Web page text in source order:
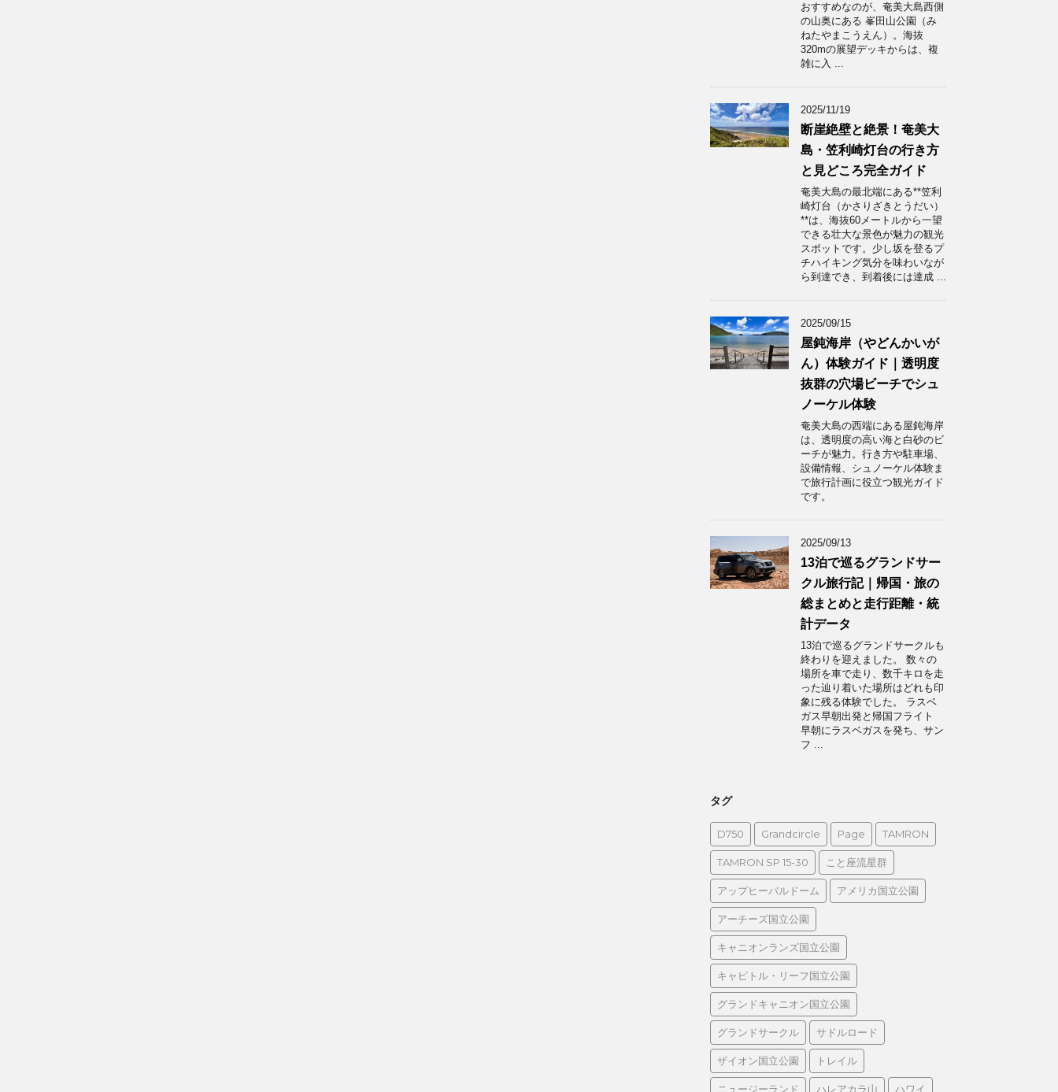
おすすめなのが、奄美大島西側
の山奥にある 峯田山公園（み
ねたやまこうえん）。海抜
320mの展望デッキからは、複
雑に入 ...
2025/11/19
断崖絶壁と絶景！奄美大
島・笠利崎灯台の行き方
と見どころ完全ガイド
奄美大島の最北端にある**笠利
崎灯台（かさりざきとうだい）
**は、海抜60メートルから一望
できる壮大な景色が魅力の観光
スポットです。少し坂を登るプ
チハイキング気分を味わいなが
ら到達でき、到着後には達成 ...
2025/09/15
屋鈍海岸（やどんかいが
ん）体験ガイド｜透明度
抜群の穴場ビーチでシュ
ノーケル体験
奄美大島の西端にある屋鈍海岸
は、透明度の高い海と白砂のビ
ーチが魅力。行き方や駐車場、
設備情報、シュノーケル体験ま
で旅行計画に役立つ観光ガイド
です。
2025/09/13
13泊で巡るグランドサー
クル旅行記｜帰国・旅の
総まとめと走行距離・統
計データ
13泊で巡るグランドサークルも
終わりを迎えました。 数々の
場所を車で走り、数千キロを走
った辿り着いた場所はどれも印
象に残る体験でした。 ラスベ
ガス早朝出発と帰国フライト
早朝にラスベガスを発ち、サン
フ ...
タグ
D750 Grandcircle Page TAMRON
TAMRON SP 15-30 こと座流星群
アップヒーバルドーム アメリカ国立公園
アーチーズ国立公園
キャニオンランズ国立公園
キャピトル・リーフ国立公園
グランドキャニオン国立公園
グランドサークル サドルロード
ザイオン国立公園 トレイル
ニュージーランド ハレアカラ山 ハワイ